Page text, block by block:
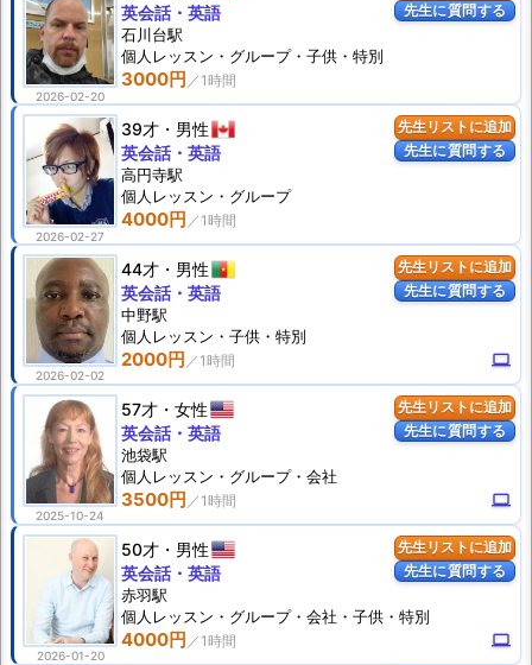
先生に質問する
2026-02-20
3000円
英会話・英語
石川台駅
個人 レッスン ・グループ・子供・特別
先生リストに追加
先生に質問する
2026-02-27
39才 男性
4000円
英会話・英語
高円寺駅
個人 レッスン ・グループ
先生リストに追加
先生に質問する
2026-02-02
44才 男性
2000円 computer
英会話・英語
中野駅
個人 レッスン ・子供・特別
先生リストに追加
先生に質問する
2025-10-24
57才 女性
3500円 computer
英会話・英語
池袋駅
個人 レッスン ・グループ・会社
先生リストに追加
先生に質問する
2026-01-20
50才 男性
4000円 computer
英会話・英語
赤羽駅
個人 レッスン ・グループ・会社・子供・特別